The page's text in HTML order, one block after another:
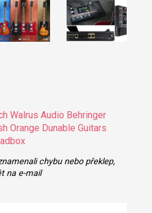
Walrus Audio Behringer
Orange Dunable Guitars
chybu nebo překlep,
na e-mail